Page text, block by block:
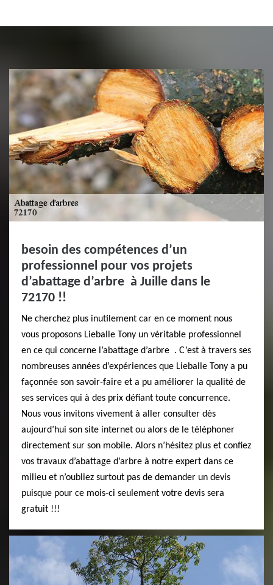
besoin des compétences d’un
professionnel pour vos projets
d’abattage d’arbre à Juille dans le
72170 !!
Ne cherchez plus inutilement car en ce moment nous
vous proposons Lieballe Tony un véritable professionnel
en ce qui concerne l’abattage d’arbre . C’est à travers ses
nombreuses années d’expériences que Lieballe Tony a pu
façonnée son savoir-faire et a pu améliorer la qualité de
ses services qui à des prix défiant toute concurrence.
Nous vous invitons vivement à aller consulter dès
aujourd’hui son site internet ou alors de le téléphoner
directement sur son mobile. Alors n’hésitez plus et confiez
vos travaux d’abattage d’arbre à notre expert dans ce
milieu et n’oubliez surtout pas de demander un devis
puisque pour ce mois-ci seulement votre devis sera
gratuit !!!